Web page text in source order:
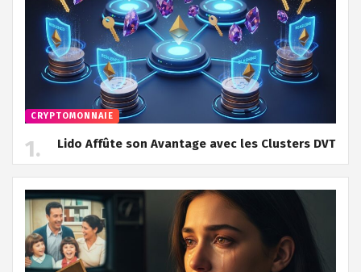
CRYPTOMONNAIE
Lido Affûte son Avantage avec les Clusters DVT